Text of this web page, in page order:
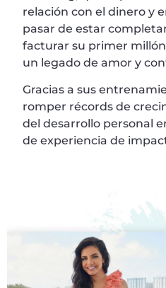
relación con el dinero y
pasar de estar
facturar su primer
un legado de amor y
Gracias a sus
romper récords de
del desarrollo personal
de experiencia de